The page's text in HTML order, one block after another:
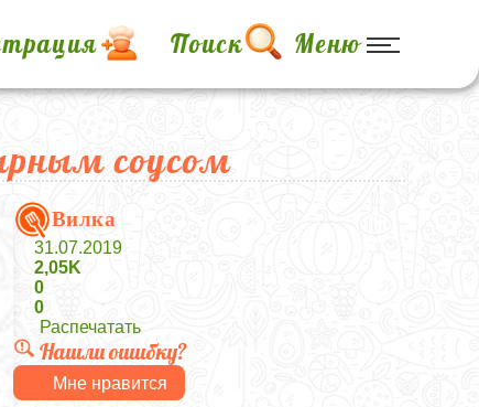
Поиск Меню
соусом
Вилка
31.07.2019
2,05K
0
0
Распечатать
Нашли ошибку?
Мне нравится